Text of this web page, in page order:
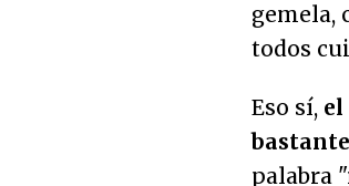
gemela,
todos
Eso sí, el
bastante
palabra